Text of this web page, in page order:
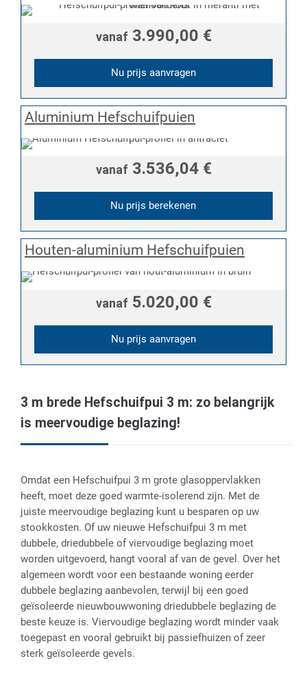
vanaf 3.990,00 €
Nu prijs aanvragen
Aluminium Hefschuifpuien
vanaf 3.536,04 €
Nu prijs berekenen
Houten-aluminium Hefschuifpuien
vanaf 5.020,00 €
Nu prijs aanvragen
3 m brede Hefschuifpui 3 m: zo belangrijk
is meervoudige beglazing!
Omdat een Hefschuifpui 3 m grote glasoppervlakken
heeft, moet deze goed warmte-isolerend zijn. Met de
juiste meervoudige beglazing kunt u besparen op uw
stookkosten. Of uw nieuwe Hefschuifpui 3 m met
dubbele, driedubbele of viervoudige beglazing moet
worden uitgevoerd, hangt vooral af van de gevel. Over het
algemeen wordt voor een bestaande woning eerder
dubbele beglazing aanbevolen, terwijl bij een goed
geïsoleerde nieuwbouwwoning driedubbele beglazing de
beste keuze is. Viervoudige beglazing wordt minder vaak
toegepast en vooral gebruikt bij passiefhuizen of zeer
sterk geïsoleerde gevels.